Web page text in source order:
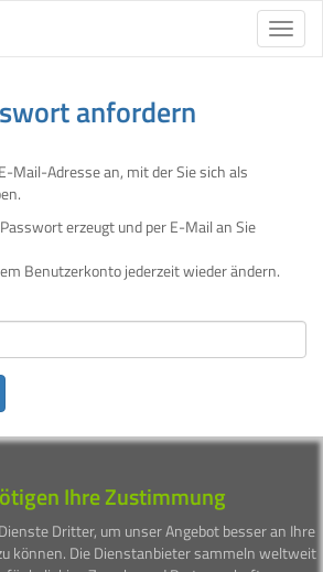
anfordern
Mail-Adresse an, mit der Sie sich als
erzeugt und per E-Mail an Sie
Benutzerkonto jederzeit wieder ändern.
Ihre Zustimmung
Dritter, um unser Angebot besser an Ihre
können. Die Dienstanbieter sammeln weltweit